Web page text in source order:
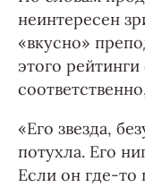
неинтересен
«вкусно»
этого
«Его звезда,
потухла. Его
Если он где-то